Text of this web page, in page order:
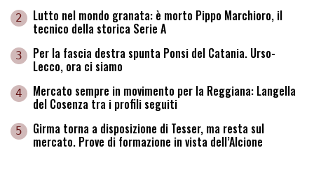
2 Lutto nel mondo granata: è morto Pippo Marchioro, il
tecnico della storica Serie A
3 Per la fascia destra spunta Ponsi del Catania. Urso-
Lecco, ora ci siamo
4 Mercato sempre in movimento per la Reggiana: Langella
del Cosenza tra i profili seguiti
5 Girma torna a disposizione di Tesser, ma resta sul
mercato. Prove di formazione in vista dell’Alcione